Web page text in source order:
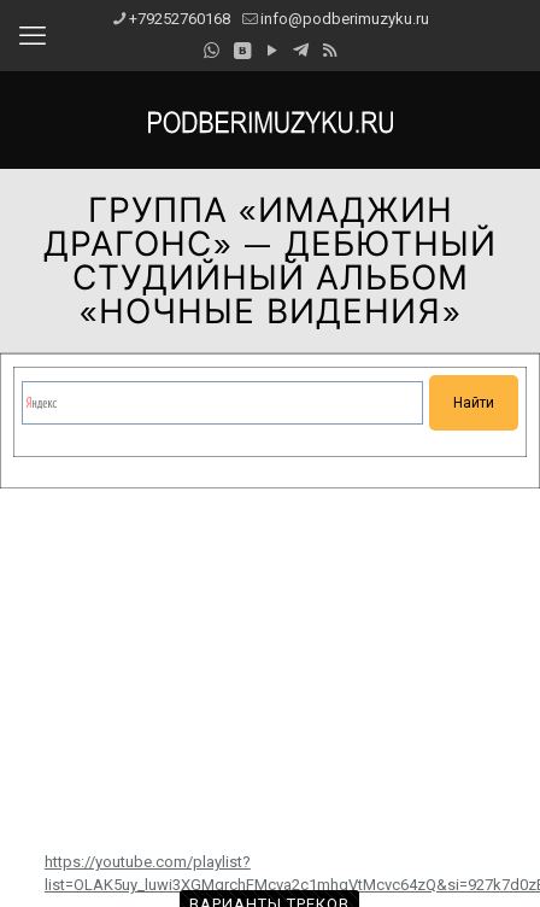
+79252760168 info@podberimuzyku.ru
ГРУППА «ИМАДЖИН
ДРАГОНС» — ДЕБЮТНЫЙ
СТУДИЙНЫЙ АЛЬБОМ
«НОЧНЫЕ ВИДЕНИЯ»
https://youtube.com/playlist?